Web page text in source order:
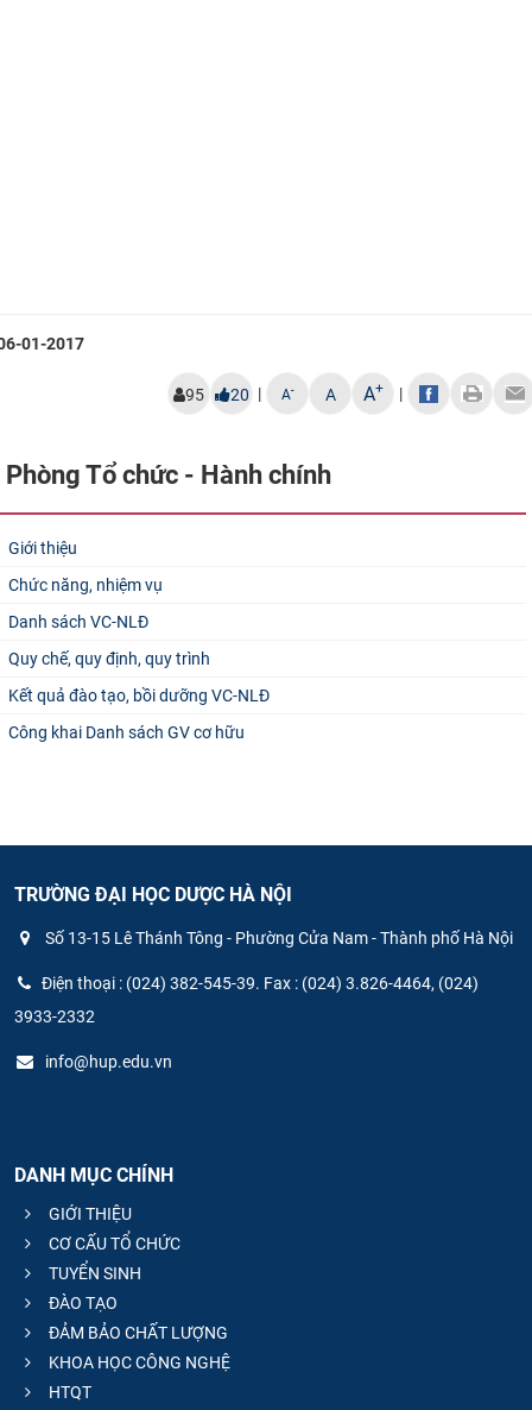
01-2017
95 20 | A- A A+ |
Phòng Tổ chức - Hành chính
Giới thiệu
Chức năng, nhiệm vụ
Danh sách VC-NLĐ
Quy chế, quy định, quy trình
Kết quả đào tạo, bồi dưỡng VC-NLĐ
Công khai Danh sách GV cơ hữu
TRƯỜNG ĐẠI HỌC DƯỢC HÀ NỘI
Số 13-15 Lê Thánh Tông - Phường Cửa Nam - Thành phố Hà Nội
Điện thoại : (024) 382-545-39. Fax : (024) 3.826-4464, (024)
3933-2332
info@hup.edu.vn
DANH MỤC CHÍNH
GIỚI THIỆU
CƠ CẤU TỔ CHỨC
TUYỂN SINH
ĐÀO TẠO
ĐẢM BẢO CHẤT LƯỢNG
KHOA HỌC CÔNG NGHỆ
HTQT